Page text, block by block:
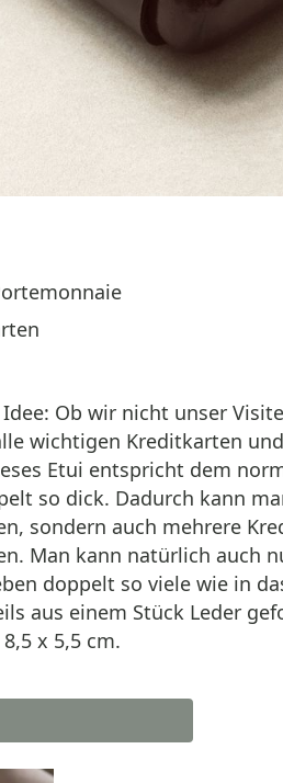
Ob wir nicht unser
wichtigen Kreditkarten
Etui entspricht dem
so dick. Dadurch kann
sondern auch mehrere
Man kann natürlich auch
doppelt so viele wie in
aus einem Stück Leder
x 5,5 cm.